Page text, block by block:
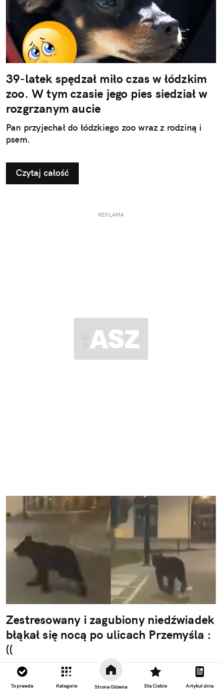
To prawda Kategorie Strona Główna Dla Ciebie Artykuł dnia
39-latek spędzał miło czas w łódzkim
zoo. W tym czasie jego pies siedział w
rozgrzanym aucie
Pan przyjechał do łódzkiego zoo wraz z rodziną i
psem.
Czytaj całość
REKLAMA
Zestresowany i zagubiony niedźwiadek
błąkał się nocą po ulicach Przemyśla :
((
Mały niedźwiedź miał wyjątkowo trudny wieczór.
Zwierzę zabłądziło aż do centrum Przemyśla i było
wyraźnie zdezorientowane.